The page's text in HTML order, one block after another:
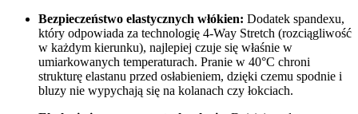
Bezpieczeństwo elastycznych włókien: Dodatek spandexu,
który odpowiada za technologię 4-Way Stretch (rozciągliwość
w każdym kierunku), najlepiej czuje się właśnie w
umiarkowanych temperaturach. Pranie w 40°C chroni
strukturę elastanu przed osłabieniem, dzięki czemu spodnie i
bluzy nie wypychają się na kolanach czy łokciach.